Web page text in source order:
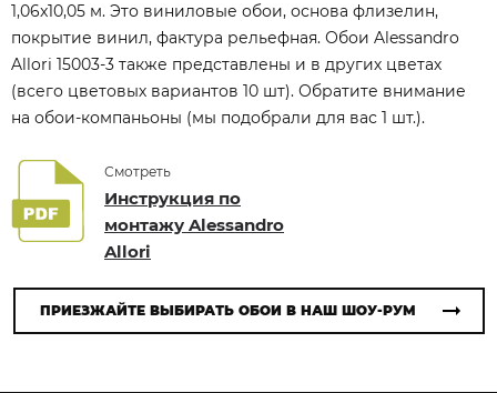
1,06x10,05 м. Это виниловые обои, основа флизелин,
покрытие винил, фактура рельефная. Обои Alessandro
Allori 15003-3 также представлены и в других цветах
(всего цветовых вариантов 10 шт). Обратите внимание
на обои-компаньоны (мы подобрали для вас 1 шт.).
Смотреть
Инструкция по
монтажу Alessandro
Allori
ПРИЕЗЖАЙТЕ ВЫБИРАТЬ ОБОИ В НАШ ШОУ-РУМ